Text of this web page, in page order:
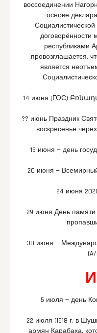
воссоединении
основе
договорённости
республиками
провозглашается,
является
14 июня (ГОС)
?? июнь Праздник
воскресенье
15 июня — день
20 июня —
24 июня
29 июня День памяти
30 июня —
5 июля — день
22 июля (1918 г. в
армян Карабаха,